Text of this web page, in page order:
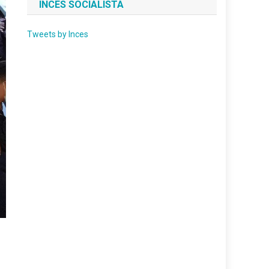
INCES SOCIALISTA
Tweets by Inces